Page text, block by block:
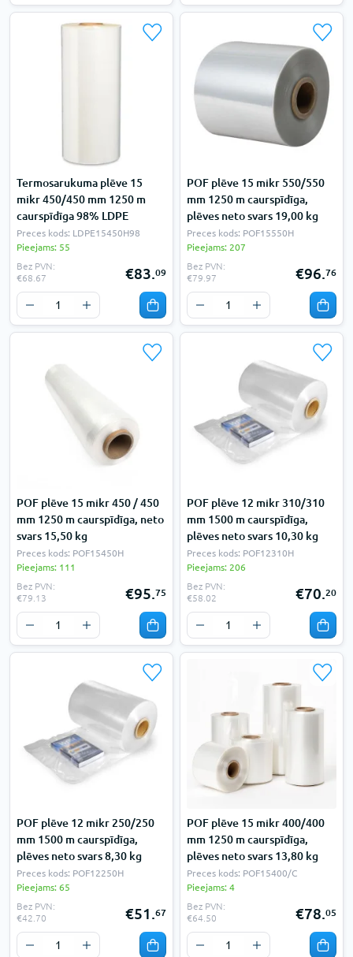
Termosarukuma plēve 15
mikr 450/450 mm 1250 m
caurspīdīga 98% LDPE
Preces kods: LDPE15450H98
Pieejams: 55
Bez PVN:
€68.67
€83.09
POF plēve 15 mikr 550/550
mm 1250 m caurspīdīga,
plēves neto svars 19,00 kg
Preces kods: POF15550H
Pieejams: 207
Bez PVN:
€79.97
€96.76
POF plēve 15 mikr 450 / 450
mm 1250 m caurspīdīga, neto
svars 15,50 kg
Preces kods: POF15450H
Pieejams: 111
Bez PVN:
€79.13
€95.75
POF plēve 12 mikr 310/310
mm 1500 m caurspīdīga,
plēves neto svars 10,30 kg
Preces kods: POF12310H
Pieejams: 206
Bez PVN:
€58.02
€70.20
POF plēve 12 mikr 250/250
mm 1500 m caurspīdīga,
plēves neto svars 8,30 kg
Preces kods: POF12250H
Pieejams: 65
Bez PVN:
€42.70
€51.67
POF plēve 15 mikr 400/400
mm 1250 m caurspīdīga,
plēves neto svars 13,80 kg
Preces kods: POF15400/C
Pieejams: 4
Bez PVN:
€64.50
€78.05